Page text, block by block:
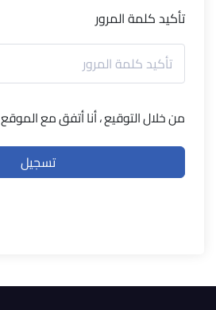
تأكيد كلمة المرور
من خلال التوقيع ، أنا أتفق مع الموقع
تسجيل